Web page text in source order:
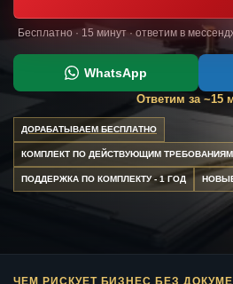
Бесплатно · 15 минут · ответим в
WhatsApp
Ответим за ~15
ДОРАБАТЫВАЕМ БЕСПЛАТНО
КОМПЛЕКТ ПО ДЕЙСТВУЮЩИМ ТРЕБОВАНИЯМ
ПОДДЕРЖКА ПО КОМПЛЕКТУ - 1 ГОД
ЧЕМ РИСКУЕТ БИЗНЕС БЕЗ